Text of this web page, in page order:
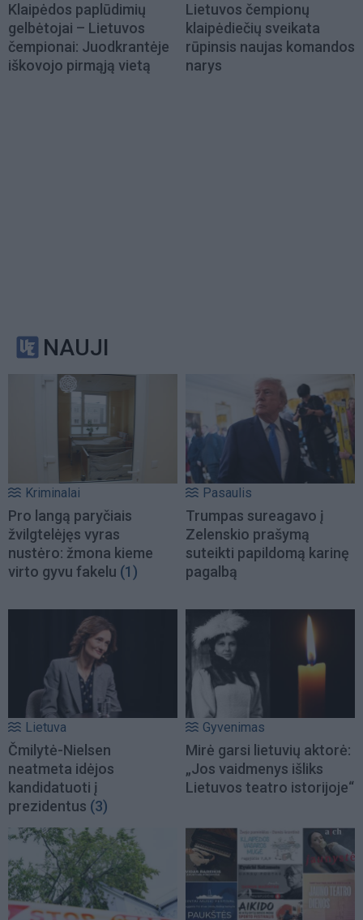
Klaipėdos paplūdimių
gelbėtojai – Lietuvos
čempionai: Juodkrantėje
iškovojo pirmąją vietą
Lietuvos čempionų
klaipėdiečių sveikata
rūpinsis naujas komandos
narys
NAUJI
Kriminalai
Pro langą paryčiais
žvilgtelėjęs vyras
nustėro: žmona kieme
virto gyvu fakelu (1)
Pasaulis
Trumpas sureagavo į
Zelenskio prašymą
suteikti papildomą karinę
pagalbą
Lietuva
Čmilytė-Nielsen
neatmeta idėjos
kandidatuoti į
prezidentus (3)
Gyvenimas
Mirė garsi lietuvių aktorė:
„Jos vaidmenys išliks
Lietuvos teatro istorijoje“